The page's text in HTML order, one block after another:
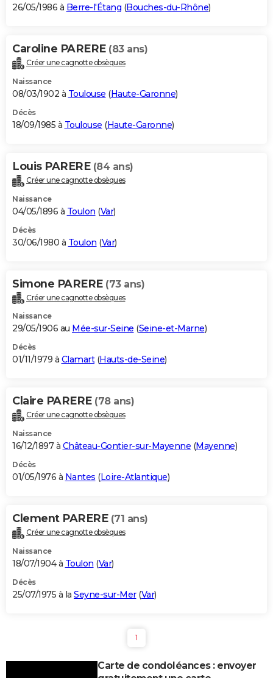
26/05/1986 à Berre-l'Étang (Bouches-du-Rhône)
Caroline PARERE (83 ans)
Créer une cagnotte obsèques
Naissance
08/03/1902 à Toulouse (Haute-Garonne)
Décès
18/09/1985 à Toulouse (Haute-Garonne)
Louis PARERE (84 ans)
Créer une cagnotte obsèques
Naissance
04/05/1896 à Toulon (Var)
Décès
30/06/1980 à Toulon (Var)
Simone PARERE (73 ans)
Créer une cagnotte obsèques
Naissance
29/05/1906 au Mée-sur-Seine (Seine-et-Marne)
Décès
01/11/1979 à Clamart(Hauts-de-Seine)
Claire PARERE (78 ans)
Créer une cagnotte obsèques
Naissance
16/12/1897 à Château-Gontier-sur-Mayenne (Mayenne)
Décès
01/05/1976 à Nantes (Loire-Atlantique)
Clement PARERE (71 ans)
Créer une cagnotte obsèques
Naissance
18/07/1904 à Toulon (Var)
Décès
25/07/1975 à la Seyne-sur-Mer(Var)
1
Carte de condoléances : envoyer